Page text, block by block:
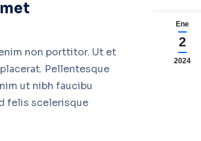
Ene
2
2024
non porttitor. Ut et
Pellentesque
ut nibh faucibu
felis scelerisque